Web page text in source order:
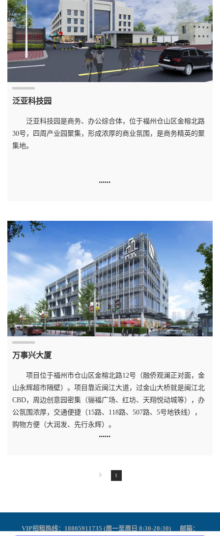
泛亚科技园
泛亚科技园是商务、办公综合体，位于福州仓山区金榕北路
30号，四周产业园聚集，形成浓厚的商业氛围，是商务精英的聚
集地。
万事兴大厦
项目位于福州市仓山区金榕北路12号（融侨观澜正对面，金
山永辉超市隔壁）。项目靠近闽江大道，过金山大桥就是闽江北
CBD，周边创意园密集（骊福广场、红坊、天翔悦动城等），办
公氛围浓厚，交通便捷（15路、118路、507路、5号地铁线），
购物方便（大润发、先行永辉）。
1
VIP招租热线：18805911735 (周一至周日 8:30-20:30) 邮箱：